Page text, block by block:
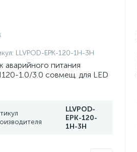
LLVPOD-EPK-120-1H-3H
аварийного питания
1.0/3.0 совмещ. для LED
LLVPOD-
EPK-120-
1H-3H